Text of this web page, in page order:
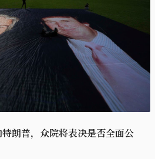
朗普，众院将表决是否全面公